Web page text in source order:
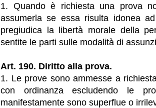
1. Quando è richiesta una prova
assumerla se essa risulta idonea
pregiudica la libertà morale della
sentite le parti sulle modalità di
Art. 190. Diritto alla prova.
1. Le prove sono ammesse a
con ordinanza escludendo le
manifestamente sono superflue o